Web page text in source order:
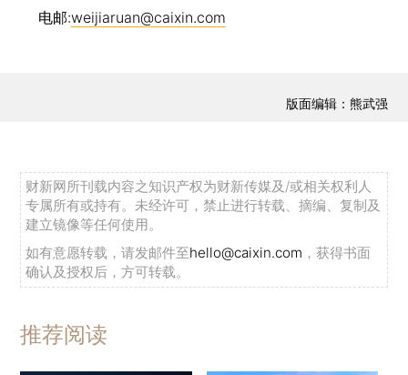
电邮:weijiaruan@caixin.com
版面编辑：熊武强
财新网所刊载内容之知识产权为财新传媒及/或相关权利人
专属所有或持有。未经许可，禁止进行转载、摘编、复制及
建立镜像等任何使用。
如有意愿转载，请发邮件至hello@caixin.com ，获得书面
确认及授权后，方可转载。
推荐阅读